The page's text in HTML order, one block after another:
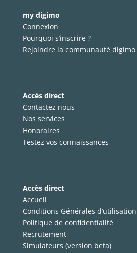
my digimo
Connexion
Pourquoi s’inscrire ?
Rejoindre la communauté digimo
Accès direct
Contactez nous
Nos services
Honoraires
Testez vos connaissances
Accès direct
Accueil
Conditions Générales d’utilisation
Politique de confidentialité
Recrutement
Simulateurs (version beta)